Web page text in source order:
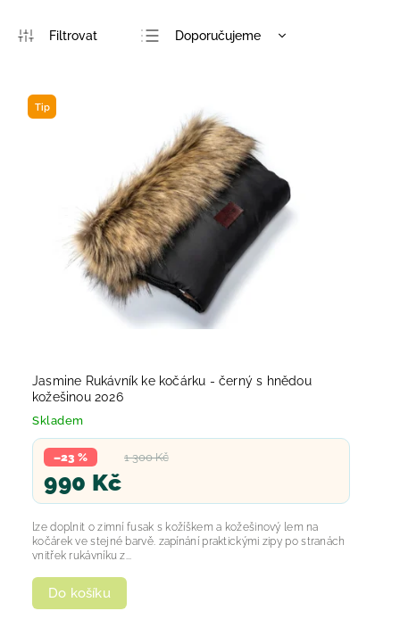
Doporučujeme
Nejprodávanější
Abecedně
Tip
Jasmine Rukávník ke kočárku - černý s hnědou
kožešinou 2026
Skladem
1 300 Kč
–23 %
990 Kč
Do košíku
lze doplnit o zimní fusak s kožíškem a kožešinový lem na
kočárek ve stejné barvě. zapínání praktickými zipy po stranách
vnitřek rukávníku z...